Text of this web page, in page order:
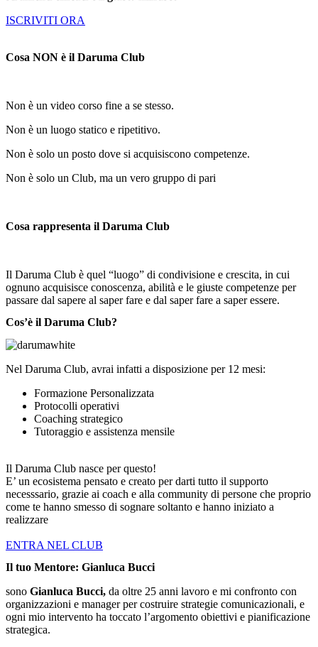
ISCRIVITI ORA
Cosa NON è il Daruma Club
Non è un video corso fine a se stesso.
Non è un luogo statico e ripetitivo.
Non è solo un posto dove si acquisiscono competenze.
Non è solo un Club, ma un vero gruppo di pari
Cosa rappresenta il Daruma Club
Il Daruma Club è quel “luogo” di condivisione e crescita, in cui
ognuno acquisisce conoscenza, abilità e le giuste competenze per
passare dal sapere al saper fare e dal saper fare a saper essere.
Cos’è il Daruma Club?
Nel Daruma Club, avrai infatti a disposizione per 12 mesi:
Formazione Personalizzata
Protocolli operativi
Coaching strategico
Tutoraggio e assistenza mensile
Il Daruma Club nasce per questo!
E’ un ecosistema pensato e creato per darti tutto il supporto
necesssario, grazie ai coach e alla community di persone che proprio
come te hanno smesso di sognare soltanto e hanno iniziato a
realizzare
ENTRA NEL CLUB
Il tuo Mentore: Gianluca Bucci
sono Gianluca Bucci, da oltre 25 anni lavoro e mi confronto con
organizzazioni e manager per costruire strategie comunicazionali, e
ogni mio intervento ha toccato l’argomento obiettivi e pianificazione
strategica.